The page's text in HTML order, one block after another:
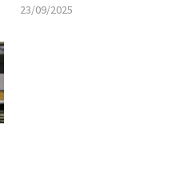
23/09/2025